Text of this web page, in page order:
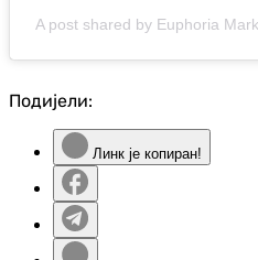
A post shared by Euphoria
Подијели:
Линк је копиран!